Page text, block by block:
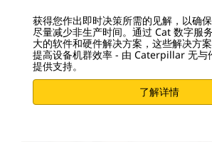
获得您作出即时决策所需的见解，以确
尽量减少非生产时间。通过 Cat 数字服
大的软件和硬件解决方案，这些解决方
提高设备机群效率 - 由 Caterpillar 无与
提供支持。
了解详情